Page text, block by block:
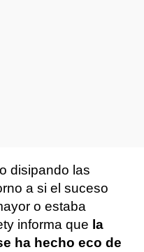
disipando las
a si el suceso
o estaba
informa que la
ha hecho eco de